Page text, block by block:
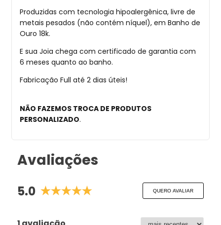
Produzidas com tecnologia hipoalergênica, livre de
metais pesados (não contém níquel), em Banho de
Ouro 18k.
E sua Joia chega com certificado de garantia com
6 meses quanto ao banho.
Fabricação Full até 2 dias úteis!
NÃO FAZEMOS TROCA DE PRODUTOS
PERSONALIZADO.
Avaliações
5.0 QUERO AVALIAR